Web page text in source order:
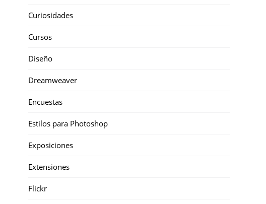
Curiosidades
Cursos
Diseño
Dreamweaver
Encuestas
Estilos para Photoshop
Exposiciones
Extensiones
Flickr